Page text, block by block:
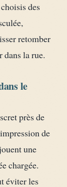
des
retomber
dans la rue.
le
près de
de
une
chargée.
éviter les